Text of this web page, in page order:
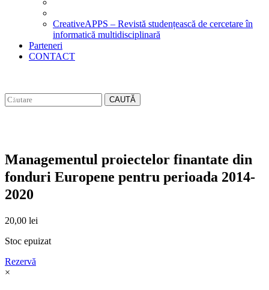
CreativeAPPS – Revistă studențească de cercetare în
informatică multidisciplinară
Parteneri
CONTACT
CAUTĂ
Managementul proiectelor finantate din
fonduri Europene pentru perioada 2014-
2020
20,00 lei
Stoc epuizat
Rezervă
×